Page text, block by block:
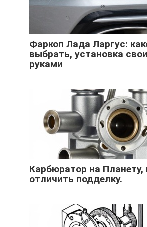
Фаркоп Лада Ларгус:
выбрать, установка
руками
Карбюратор на Планету,
отличить подделку.